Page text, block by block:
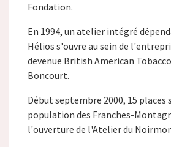
Fondation.
En 1994, un atelier intégré
Hélios s'ouvre au sein de
devenue British American
Boncourt.
Début septembre 2000, 15 places
population des Franches-
l'ouverture de l'Atelier du